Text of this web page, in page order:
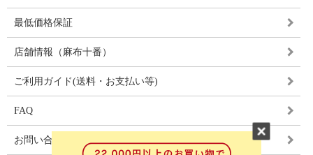
最低価格保証
店舗情報（麻布十番）
ご利用ガイド(送料・お支払い等)
FAQ
お問い合わせ